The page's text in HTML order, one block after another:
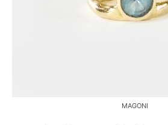
MAGONI